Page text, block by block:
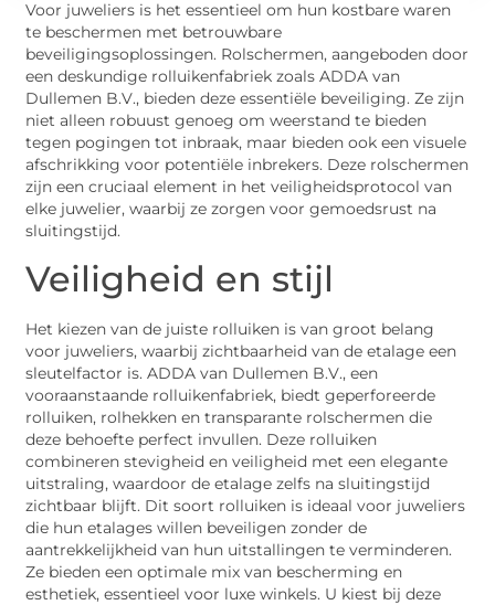
Voor juweliers is het essentieel om hun kostbare waren
te beschermen met betrouwbare
beveiligingsoplossingen. Rolschermen, aangeboden door
een deskundige rolluikenfabriek zoals ADDA van
Dullemen B.V., bieden deze essentiële beveiliging. Ze zijn
niet alleen robuust genoeg om weerstand te bieden
tegen pogingen tot inbraak, maar bieden ook een visuele
afschrikking voor potentiële inbrekers. Deze rolschermen
zijn een cruciaal element in het veiligheidsprotocol van
elke juwelier, waarbij ze zorgen voor gemoedsrust na
sluitingstijd.
Veiligheid en stijl
Het kiezen van de juiste rolluiken is van groot belang
voor juweliers, waarbij zichtbaarheid van de etalage een
sleutelfactor is. ADDA van Dullemen B.V., een
vooraanstaande rolluikenfabriek, biedt geperforeerde
rolluiken, rolhekken en transparante rolschermen die
deze behoefte perfect invullen. Deze rolluiken
combineren stevigheid en veiligheid met een elegante
uitstraling, waardoor de etalage zelfs na sluitingstijd
zichtbaar blijft. Dit soort rolluiken is ideaal voor juweliers
die hun etalages willen beveiligen zonder de
aantrekkelijkheid van hun uitstallingen te verminderen.
Ze bieden een optimale mix van bescherming en
esthetiek, essentieel voor luxe winkels. U kiest bij deze